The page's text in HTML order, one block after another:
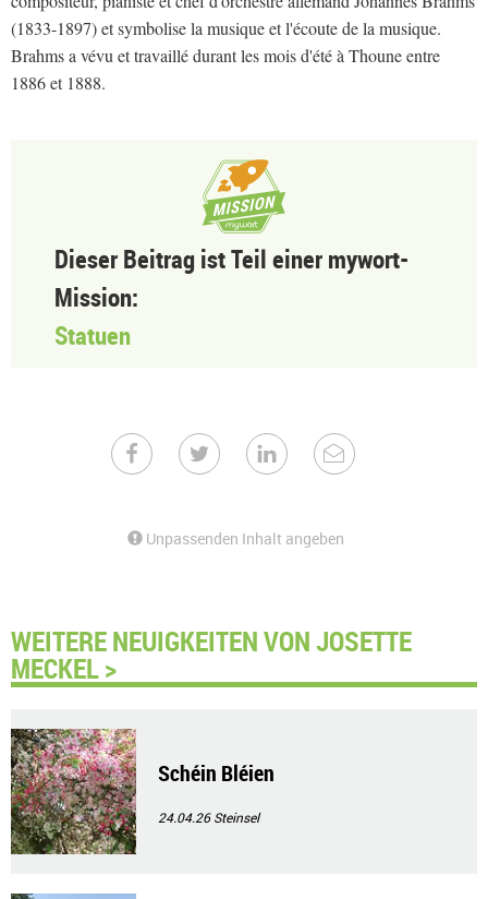
(1833-1897) et symbolise la musique et l'écoute de la musique.
Brahms a vévu et travaillé durant les mois d'été à Thoune entre
1886 et 1888.
Dieser Beitrag ist Teil einer mywort-
Mission:
Statuen
Unpassenden Inhalt angeben
WEITERE NEUIGKEITEN VON JOSETTE
MECKEL >
Schéin Bléien
24.04.26Steinsel